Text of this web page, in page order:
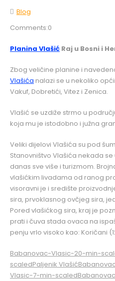
Blog
Comments:0
Planina Vlašić Raj u Bosni i
Zbog veličine planine i
Vlašića nalazi se u nekoliko
Vakuf, Dobretići, Vitez i Zenica.
Vlašić se uzdiže strmo u
koja mu je istodobno i južna
​Veliki dijelovi Vlašića su pod
Stanovništvo Vlašića nekada
danas sve više i turizmom.
vlašićkim livadama od ranog
visoravni je i središte
sira, prvoklasnog ovčjeg sira,
Pored vlašićkog sira, kraj je
prati i čuva stada ovaca na
penju vrlo visoko kao: Koričani
Babanovac-Vlasic-20-min-
scaledPaljenik Vlašić
Vlasic-7-min-scaled